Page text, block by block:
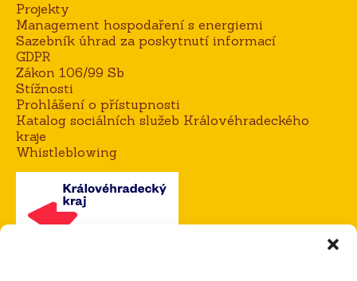
Projekty
Management hospodaření s energiemi
Sazebník úhrad za poskytnutí informací
GDPR
Zákon 106/99 Sb
Stížnosti
Prohlášení o přístupnosti
Katalog sociálních služeb Královéhradeckého
kraje
Whistleblowing